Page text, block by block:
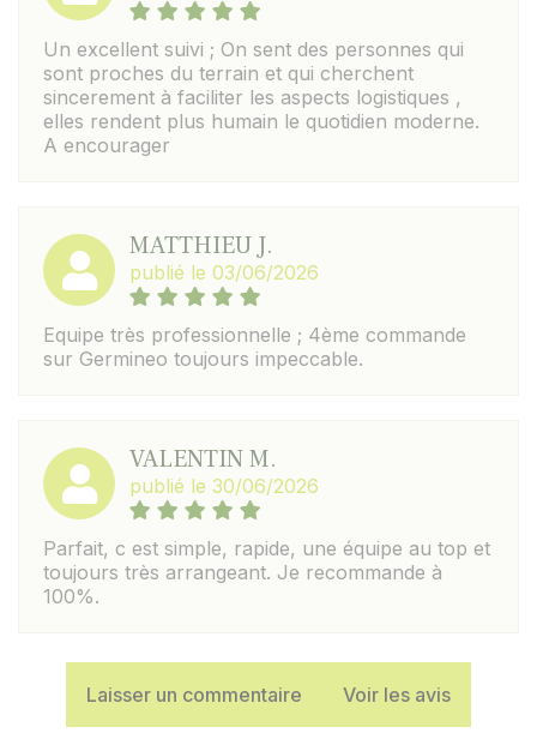
Un excellent suivi ; On sent des personnes qui
sont proches du terrain et qui cherchent
sincerement à faciliter les aspects logistiques ,
elles rendent plus humain le quotidien moderne.
A encourager
MATTHIEU J.
publié le 03/06/2026
Equipe très professionnelle ; 4ème commande
sur Germineo toujours impeccable.
VALENTIN M.
publié le 30/06/2026
Parfait, c est simple, rapide, une équipe au top et
toujours très arrangeant. Je recommande à
100%.
Laisser un commentaire Voir les avis